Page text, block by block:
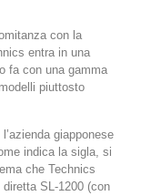
con la
entra in una
fa con una gamma
piuttosto
giapponese
indica la sigla, si
che Technics
SL-1200 (con